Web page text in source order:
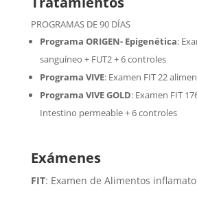
PROGRAMAS DE 90 DÍAS
Programa ORIGEN- Epigenética:
sanguíneo + FUT2 + 6 controles
Programa VIVE: Examen FIT 22
Programa VIVE GOLD: Examen FIT
Intestino permeable + 6 controles
Exámenes
FIT: Examen de Alimentos